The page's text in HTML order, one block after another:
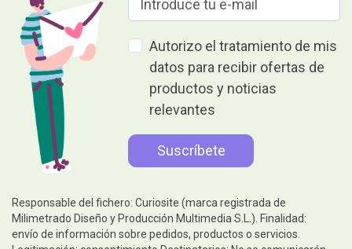
Autorizo el tratamiento de mis
datos para recibir ofertas de
productos y noticias
relevantes
Responsable del fichero: Curiosite (marca registrada de
Milimetrado Diseño y Producción Multimedia S.L.). Finalidad:
envío de información sobre pedidos, productos o servicios.